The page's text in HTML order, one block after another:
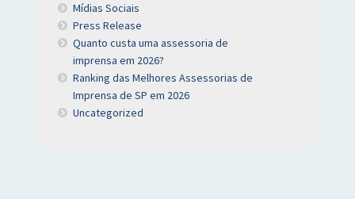
Mídias Sociais
Press Release
Quanto custa uma assessoria de
imprensa em 2026?
Ranking das Melhores Assessorias de
Imprensa de SP em 2026
Uncategorized